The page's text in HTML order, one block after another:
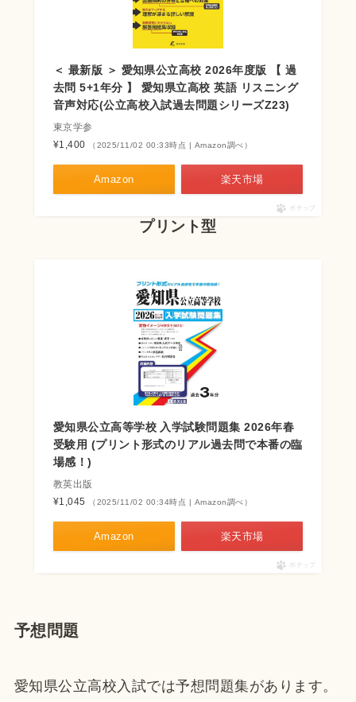
＜ 最新版 ＞ 愛知県公立高校 2026年度版 【 過
去問 5+1年分 】 愛知県立高校 英語 リスニング
音声対応(公立高校入試過去問題シリーズZ23)
東京学参
¥1,400
（2025/11/02 00:33時点 | Amazon調べ）
Amazon 楽天市場
ポチップ
プリント型
愛知県公立高等学校 入学試験問題集 2026年春
受験用 (プリント形式のリアル過去問で本番の臨
場感！)
教英出版
¥1,045
（2025/11/02 00:34時点 | Amazon調べ）
Amazon 楽天市場
ポチップ
予想問題
愛知県公立高校入試では予想問題集があります。